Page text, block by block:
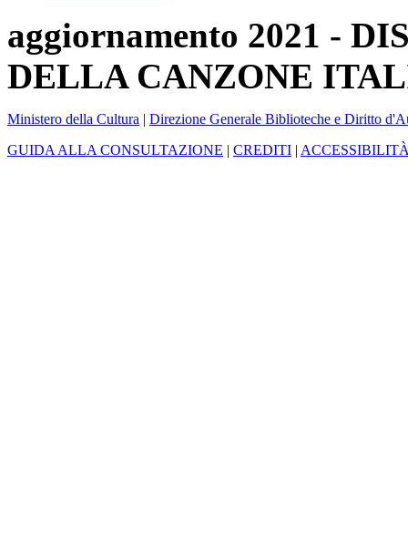
aggiornamento 2021 -
DELLA CANZONE
Ministero della Cultura | Direzione Generale Biblioteche e Diritto
GUIDA ALLA CONSULTAZIONE | CREDITI |